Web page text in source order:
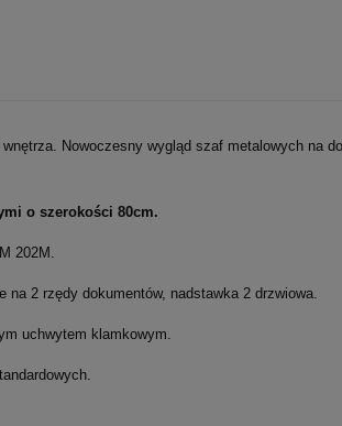
Nowoczesny wygląd szaf metalowych
o szerokości 80cm.
202M.
na 2 rzędy dokumentów, nadstawka 2 drzwiowa.
uchwytem klamkowym.